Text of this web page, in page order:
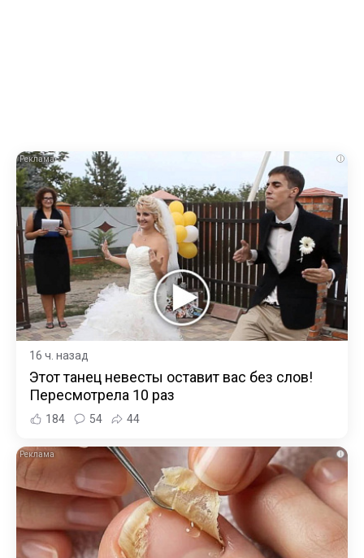
i
16 ч. назад
Этот танец невесты оставит вас без слов!
Пересмотрела 10 раз
184 54 44
i